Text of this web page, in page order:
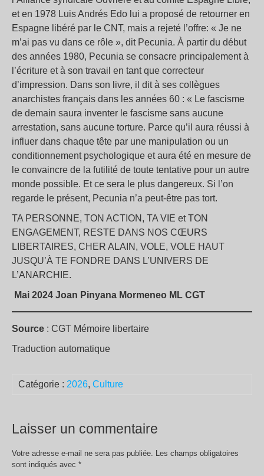
et en 1978 Luis Andrés Edo lui a proposé de retourner en
Espagne libéré par le CNT, mais a rejeté l’offre: « Je ne
m’ai pas vu dans ce rôle », dit Pecunia. À partir du début
des années 1980, Pecunia se consacre principalement à
l’écriture et à son travail en tant que correcteur
d’impression. Dans son livre, il dit à ses collègues
anarchistes français dans les années 60 : « Le fascisme
de demain saura inventer le fascisme sans aucune
arrestation, sans aucune torture. Parce qu’il aura réussi à
influer dans chaque tête par une manipulation ou un
conditionnement psychologique et aura été en mesure de
le convaincre de la futilité de toute tentative pour un autre
monde possible. Et ce sera le plus dangereux. Si l’on
regarde le présent, Pecunia n’a peut-être pas tort.
TA PERSONNE, TON ACTION, TA VIE et TON
ENGAGEMENT, RESTE DANS NOS CŒURS
LIBERTAIRES, CHER ALAIN, VOLE, VOLE HAUT
JUSQU’À TE FONDRE DANS L’UNIVERS DE
L’ANARCHIE.
Mai 2024 Joan Pinyana Mormeneo ML CGT
Source : CGT Mémoire libertaire
Traduction automatique
Catégorie : 2026, Culture
Laisser un commentaire
Votre adresse e-mail ne sera pas publiée. Les champs obligatoires
sont indiqués avec *